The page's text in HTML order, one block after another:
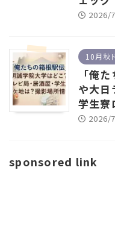
2026/
10月秋
「俺
や大日
学生寮
2026/
sponsored link